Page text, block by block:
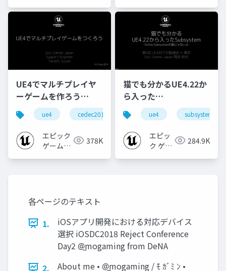
ャパン
UE4でマルチプレイヤ
ーゲームを作ろう
【CEDEC 2019】
ue4 cedec2019 ue-network ue-bp
エピック
ゲームズ
378K
猫でも分かるUE4.22か
ら入った
Subsystem【第4回
UE4何でも勉強会 in 東
京 2020】
ue4 subsystem
エピッ
ク ゲー
284.9K
各ページのテキスト
1.
iOSアプリ開発における対応デバイス
選択 iOSDC2018 Reject Conference
Day2 @̲mogaming from DeNA
2.
About me • @̲mogaming / ﾓ ｶﾞﾐ ﾝ •